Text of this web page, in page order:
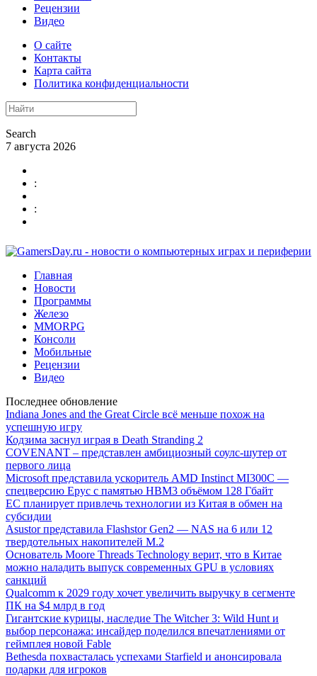
Рецензии
Видео
О сайте
Контакты
Карта сайта
Политика конфиденциальности
Search
7 августа 2026
:
:
Главная
Новости
Программы
Железо
MMORPG
Консоли
Мобильные
Рецензии
Видео
Последнее обновление
Indiana Jones and the Great Circle всё меньше похож на
успешную игру
Кодзима заснул играя в Death Stranding 2
COVENANT – представлен амбициозный соулс-шутер от
первого лица
Microsoft представила ускоритель AMD Instinct MI300C —
спецверсию Epyc с памятью HBM3 объёмом 128 Гбайт
ЕС планирует привлечь технологии из Китая в обмен на
субсидии
Asustor представила Flashstor Gen2 — NAS на 6 или 12
твердотельных накопителей M.2
Основатель Moore Threads Technology верит, что в Китае
можно наладить выпуск современных GPU в условиях
санкций
Qualcomm к 2029 году хочет увеличить выручку в сегменте
ПК на $4 млрд в год
Гигантские курицы, наследие The Witcher 3: Wild Hunt и
выбор персонажа: инсайдер поделился впечатлениями от
геймплея новой Fable
Bethesda похвасталась успехами Starfield и анонсировала
подарки для игроков